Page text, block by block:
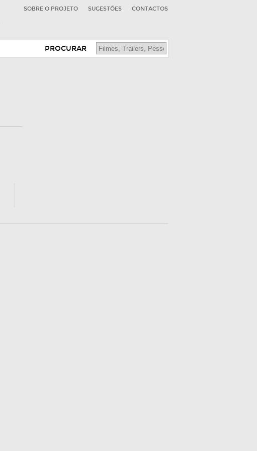
SOBRE O PROJETO SUGESTÕES CONTACTOS
PROCURAR